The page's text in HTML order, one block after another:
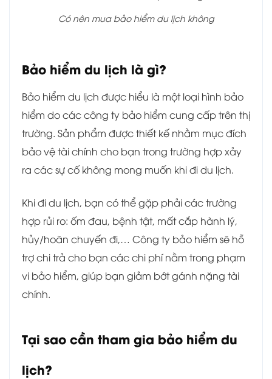
Có nên mua bảo hiểm du lịch không
Bảo hiểm du lịch là gì?
Bảo hiểm du lịch được hiểu là một loại hình bảo
hiểm do các công ty bảo hiểm cung cấp trên thị
trường. Sản phẩm được thiết kế nhằm mục đích
bảo vệ tài chính cho bạn trong trường hợp xảy
ra các sự cố không mong muốn khi đi du lịch.
Khi đi du lịch, bạn có thể gặp phải các trường
hợp rủi ro: ốm đau, bệnh tật, mất cắp hành lý,
hủy/hoãn chuyến đi,… Công ty bảo hiểm sẽ hỗ
trợ chi trả cho bạn các chi phí nằm trong phạm
vi bảo hiểm, giúp bạn giảm bớt gánh nặng tài
chính.
Tại sao cần tham gia bảo hiểm du
lịch?